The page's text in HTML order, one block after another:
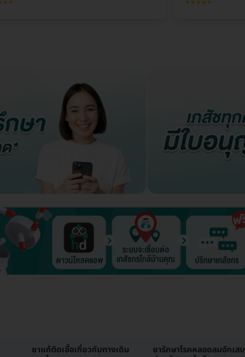
ยาแก้ติดเชื้อเกี่ยวกับทางเดิน ยารักษาโรคหลอดลมอักเสบ